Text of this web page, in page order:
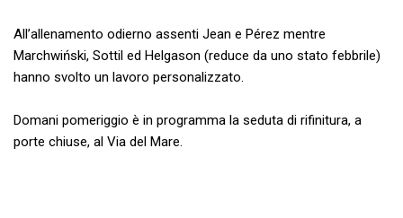
All’allenamento odierno assenti Jean e Pérez mentre
Marchwiński, Sottil ed Helgason (reduce da uno stato febbrile)
hanno svolto un lavoro personalizzato.
Domani pomeriggio è in programma la seduta di rifinitura, a
porte chiuse, al Via del Mare.